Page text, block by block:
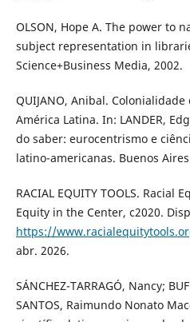
OLSON, Hope A. The power to
subject representation in
Science+Business Media, 2002.
QUIJANO, Anibal.
América Latina. In: LANDER,
do saber: eurocentrismo e
latino-americanas. Buenos
RACIAL EQUITY TOOLS. Racial
Equity in the Center, c2020.
https://
abr. 2026.
SÁNCHEZ-TARRAGÓ, Nancy;
SANTOS, Raimundo Nonato